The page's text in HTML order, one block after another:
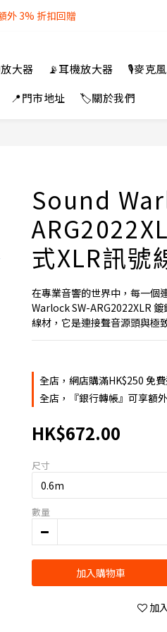
費送貨服務
外 3% 折扣回贈
大器 📡耳機放大器 🎙️麥克風
📍門市地址 🏷️關於我們
Sound
式XLR訊號
在專業音響的世界中，每一個
Warlock SW-ARG2022XLR
線材，它是連接聲音源頭與極
全店，網店購滿HK$250 免
全店，『銀行轉帳』可享額
HK$672.00
尺寸
數量
加入購物車
加